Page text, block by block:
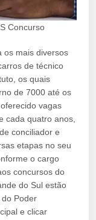
Concurso
os mais diversos
de técnico
os quais
de 7000 até os
vagas
cada quatro anos,
conciliador e
etapas no seu
o cargo
concursos do
do Sul estão
Poder
e clicar